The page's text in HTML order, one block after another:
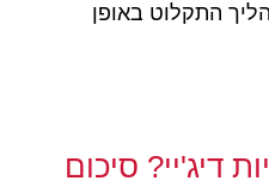
התקלוט באופן
דיג'יי? סיכום